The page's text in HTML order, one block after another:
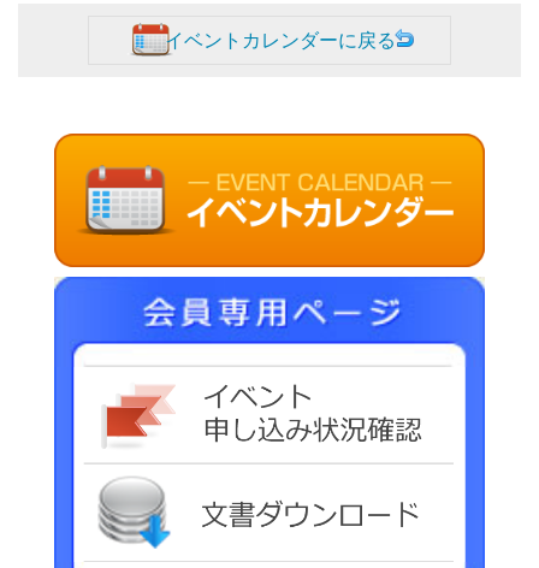
イベントカレンダーに戻る